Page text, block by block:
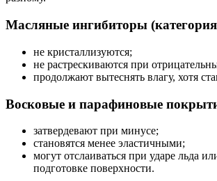
Масляные ингибиторы
не кристаллизуются;
не растрескиваются при
продолжают вытеснять влагу, хотя
Восковые и парафиновые
затвердевают при минусе;
становятся менее эластичными;
могут отслаиваться при ударе льда
подготовке поверхности.